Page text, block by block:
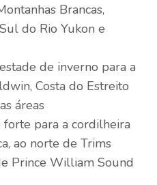
Brancas,
do Rio Yukon e
de inverno para a
Costa do Estreito
áreas
para a cordilheira
ao norte de Trims
Prince William Sound